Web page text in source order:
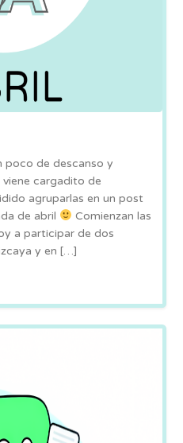
poco de descanso y
cargadito de
agruparlas en un post
de abril
Comienzan las
a participar de dos
y en […]